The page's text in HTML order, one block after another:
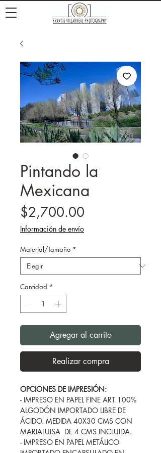
Pintando la
Mexicana
$2,700.00
Información de envío
Material/Tamaño *
Cantidad *
Agregar al carrito
Realizar compra
OPCIONES DE IMPRESIÓN:
- IMPRESO EN PAPEL FINE ART 100%
ALGODÓN IMPORTADO LIBRE DE
ÁCIDO. MEDIDA 40X30 CMS CON
MARIALUISA DE 4 CMS INCLUIDA.
- IMPRESO EN PAPEL METÁLICO